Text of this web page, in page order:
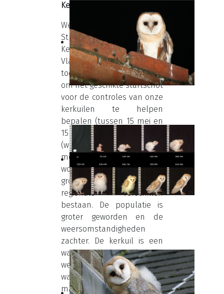
Kerkuil.
We hebben met de
Stuurgroep van de
Kerkuilwerkgroep
Vlaanderen een nieuwe
tool in gebruik genomen
om het geschikte startschot
voor de controles van onze
kerkuilen te helpen
bepalen (tussen 15 mei en
15 juni). De spreiding
(wanneer kerkuilen starten
met legsel en broeden)
wordt jaarlijks groter en
groter waardoor er serieuze
regionale verschillen
bestaan. De populatie is
groter geworden en de
weersomstandigheden
zachter. De kerkuil is een
ware opportunist die daar
weet op in te spelen
waardoor hij bijna in elke
maand van het jaar tot